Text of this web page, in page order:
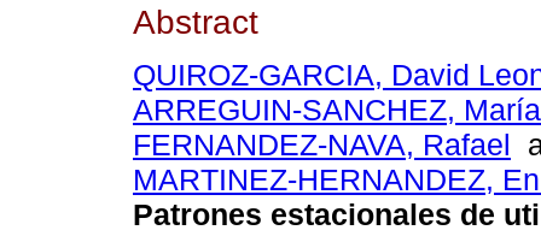
Abstract
QUIROZ-GARCIA, David
ARREGUIN-SANCHEZ,
FERNANDEZ-NAVA, Rafael
MARTINEZ-HERNANDEZ,
Patrones estacionales de